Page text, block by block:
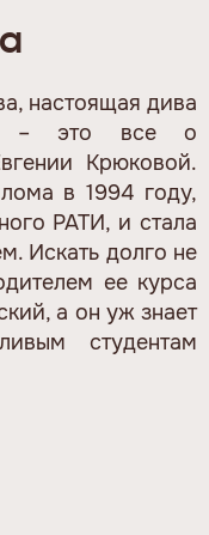
настоящая дива
– это все о
Крюковой.
в 1994 году,
РАТИ, и стала
Искать долго не
ее курса
а он уж знает
студентам